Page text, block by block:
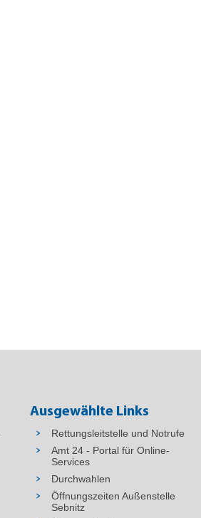
Ausgewählte Links
Rettungsleitstelle und Notrufe
Amt 24 - Portal für Online-
Services
Durchwahlen
Öffnungszeiten Außenstelle
Sebnitz